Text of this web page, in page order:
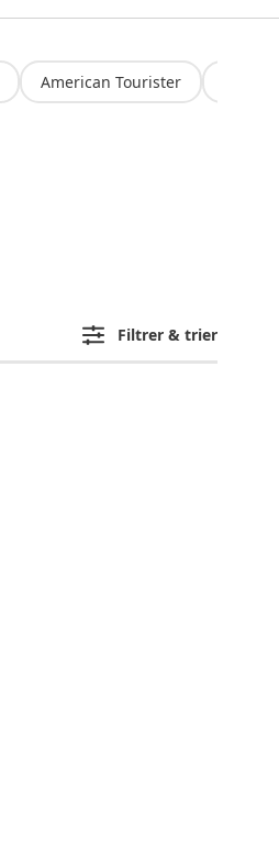
American Tourister
Filtrer & trier